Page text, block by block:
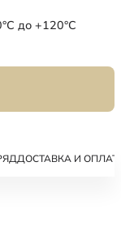
до +120°C
ДОСТАВКА И